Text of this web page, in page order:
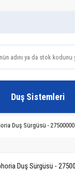
Duş Sistemleri
Duş Sürgüsü - 27500000